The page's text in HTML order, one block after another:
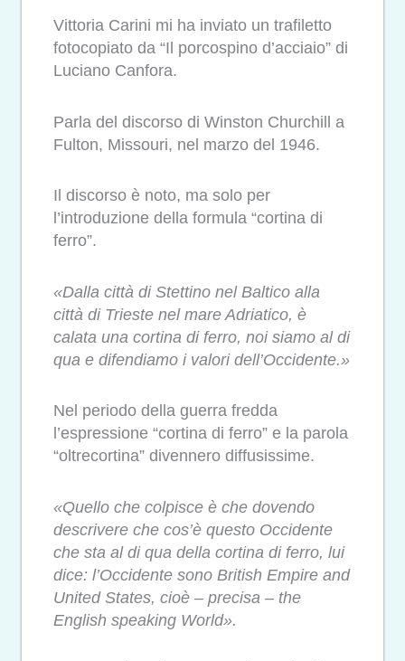
Vittoria Carini mi ha inviato un trafiletto
fotocopiato da “Il porcospino d’acciaio” di
Luciano Canfora.
Parla del discorso di Winston Churchill a
Fulton, Missouri, nel marzo del 1946.
Il discorso è noto, ma solo per
l’introduzione della formula “cortina di
ferro”.
«Dalla città di Stettino nel Baltico alla
città di Trieste nel mare Adriatico, è
calata una cortina di ferro, noi siamo al di
qua e difendiamo i valori dell’Occidente.»
Nel periodo della guerra fredda
l’espressione “cortina di ferro” e la parola
“oltrecortina” divennero diffusissime.
«Quello che colpisce è che dovendo
descrivere che cos’è questo Occidente
che sta al di qua della cortina di ferro, lui
dice: l’Occidente sono British Empire and
United States, cioè – precisa – the
English speaking World».